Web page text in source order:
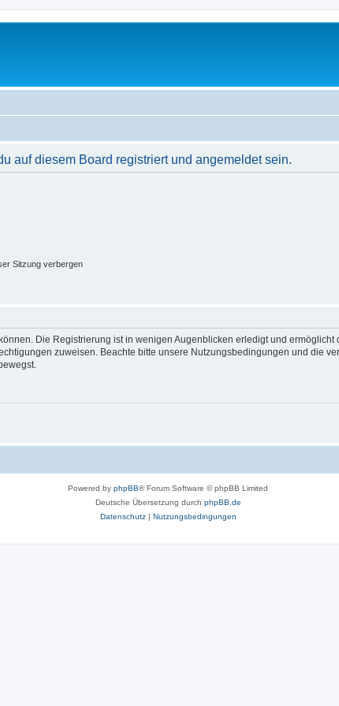
auf diesem Board registriert und angemeldet sein.
Sitzung verbergen
Die Registrierung ist in wenigen Augenblicken erledigt und
zuweisen. Beachte bitte unsere Nutzungsbedingungen und die
Powered by phpBB® Forum Software © phpBB Limited
Deutsche Übersetzung durch phpBB.de
Datenschutz| Nutzungsbedingungen